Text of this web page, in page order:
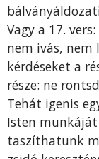
Vagy a 17.
nem ivás, nem
kérdéseket a
része: ne
Tehát igenis
Isten
taszíthatunk